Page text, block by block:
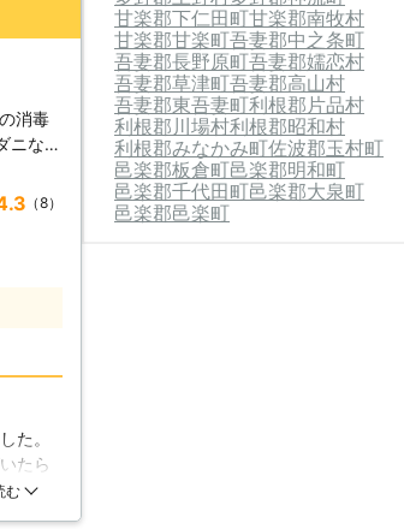
消毒
ニなど
経験
ませ
ちな
合わ
がい
も豊
（8）
た。
たら
たか
む
甘楽郡下仁田町甘楽郡南牧村
甘楽郡甘楽町吾妻郡中之条町
吾妻郡長野原町吾妻郡嬬恋村
吾妻郡草津町吾妻郡高山村
吾妻郡東吾妻町利根郡片品村
利根郡川場村利根郡昭和村
利根郡みなかみ町佐波郡玉村町
邑楽郡板倉町邑楽郡明和町
邑楽郡千代田町邑楽郡大泉町
邑楽郡邑楽町